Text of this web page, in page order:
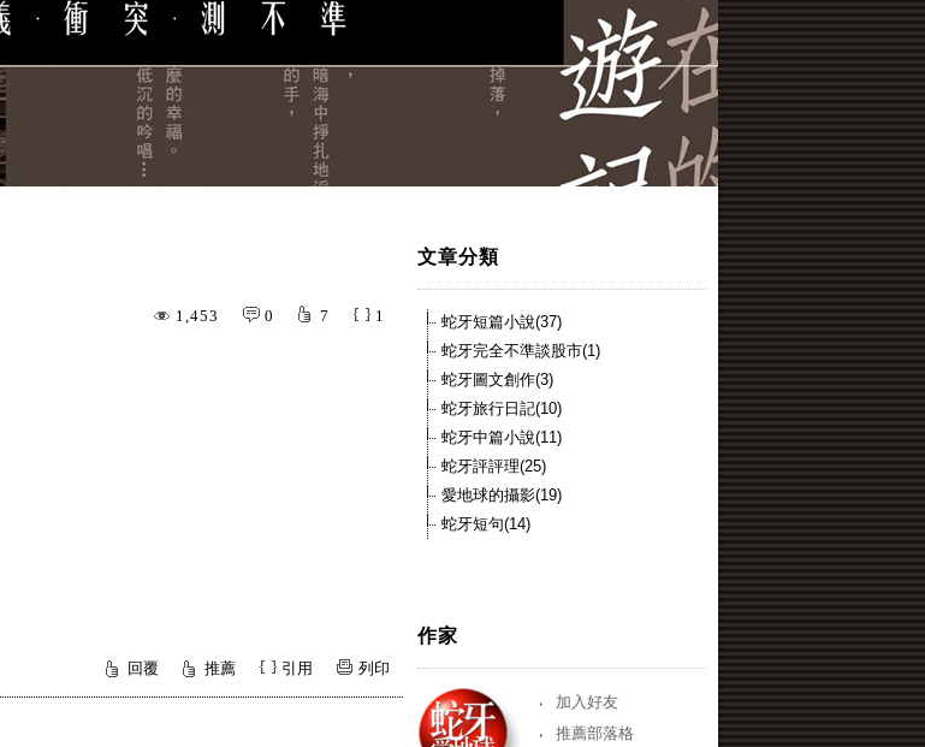
1,453 0 7 1
回覆 推薦 引用 列印
文章分類
蛇牙短篇小說(37)
蛇牙完全不準談股市(1)
蛇牙圖文創作(3)
蛇牙旅行日記(10)
蛇牙中篇小說(11)
蛇牙評評理(25)
愛地球的攝影(19)
蛇牙短句(14)
作家
加入好友
推薦部落格